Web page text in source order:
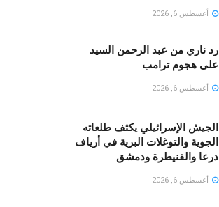
أغسطس 6, 2026
رد ناري من عبد الرحمن السيد
على هجوم ترامب
أغسطس 6, 2026
الجيش الإسرائيلي يكثف طلعاته
الجوية والتوغلات البرية في أرياف
درعا والقنيطرة ودمشق
أغسطس 6, 2026